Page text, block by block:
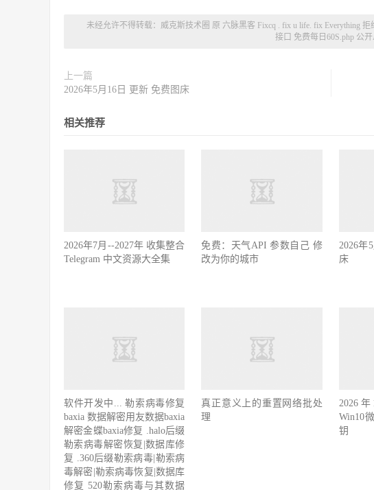
未经允许不得转载： 威克斯技术圈 原 六脉黑客 Fixcq . fix u life. fix Everything 拒
接口 免费每日60S.php 公开
上一篇
2026年5月16日 更新 免费图床
相关推荐
2026年7月--2027年 收集整合
Telegram 中文资源大全集
免费：天气API 参数自己 修
改为你的城市
2026年
床
软件开发中... 勒索病毒修复
baxia 数据解密用友数据baxia
解密金蝶baxia修复 .halo后缀
勒索病毒解密恢复|数据库修
复 .360后缀勒索病毒|勒索病
毒解密|勒索病毒恢复|数据库
修复 520勒索病毒与其数据
真正意义上的重置网络批处
理
2026
Win10
钥